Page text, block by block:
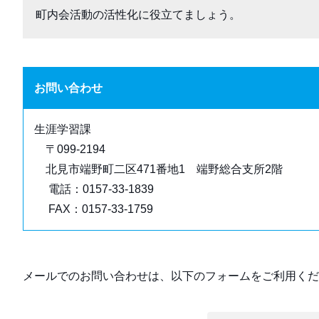
町内会活動の活性化に役立てましょう。
お問い合わせ
生涯学習課
〒099-2194
北見市端野町二区471番地1 端野総合支所2階
電話：0157-33-1839
FAX：0157-33-1759
メールでのお問い合わせは、以下のフォームをご利用く